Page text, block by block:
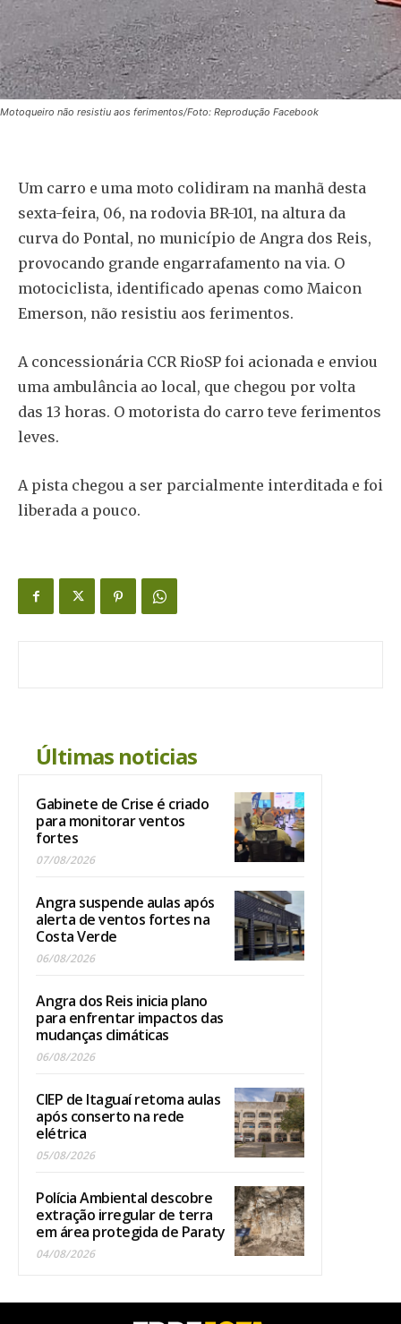
Motoqueiro não resistiu aos ferimentos/Foto: Reprodução Facebook
Um carro e uma moto colidiram na manhã desta
sexta-feira, 06, na rodovia BR-101, na altura da
curva do Pontal, no município de Angra dos Reis,
provocando grande engarrafamento na via. O
motociclista, identificado apenas como Maicon
Emerson, não resistiu aos ferimentos.
A concessionária CCR RioSP foi acionada e enviou
uma ambulância ao local, que chegou por volta
das 13 horas. O motorista do carro teve ferimentos
leves.
A pista chegou a ser parcialmente interditada e foi
liberada a pouco.
Últimas noticias
Gabinete de Crise é criado
para monitorar ventos
fortes
07/08/2026
Angra suspende aulas após
alerta de ventos fortes na
Costa Verde
06/08/2026
Angra dos Reis inicia plano
para enfrentar impactos das
mudanças climáticas
06/08/2026
CIEP de Itaguaí retoma aulas
após conserto na rede
elétrica
05/08/2026
Polícia Ambiental descobre
extração irregular de terra
em área protegida de Paraty
04/08/2026